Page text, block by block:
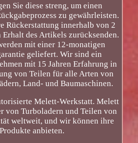
Sie diese streng, um einen
zu gewährleisten.
Rückerstattung innerhalb von 2
Erhalt des Artikels zurücksenden.
mit einer 12-monatigen
geliefert. Wir sind ein
mit 15 Jahren Erfahrung in
von Teilen für alle Arten von
Land- und Baumaschinen.
Melett-Werkstatt. Melett
von Turboladern und Teilen von
weltweit, und wir können ihre
Produkte anbieten.